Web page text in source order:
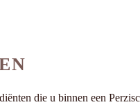
die u binnen een